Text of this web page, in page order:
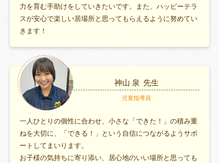
力を育む手助けをしていきたいです。また、ハッピーテラ
スが安心で楽しい居場所と思ってもらえるように努めてい
きます！
神山 泉 先生
児童指導員
一人ひとりの個性に合わせ、小さな「できた！」の積み重
ねを大切に、「できる！」という自信につながるようサポ
ートしてまいります。
お子様の気持ちに寄り添い、居心地のいい場所と思っても